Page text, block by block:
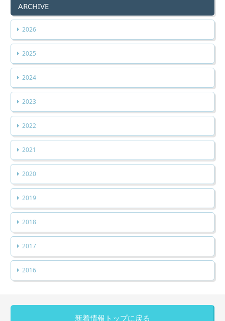
ARCHIVE
2026
2025
2024
2023
2022
2021
2020
2019
2018
2017
2016
新着情報トップに戻る